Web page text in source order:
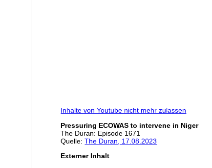
Inhalte von Youtube nicht mehr zulassen
Pressuring ECOWAS to intervene in Niger
The Duran: Episode 1671
Quelle:The Duran, 17.08.2023
Externer Inhalt